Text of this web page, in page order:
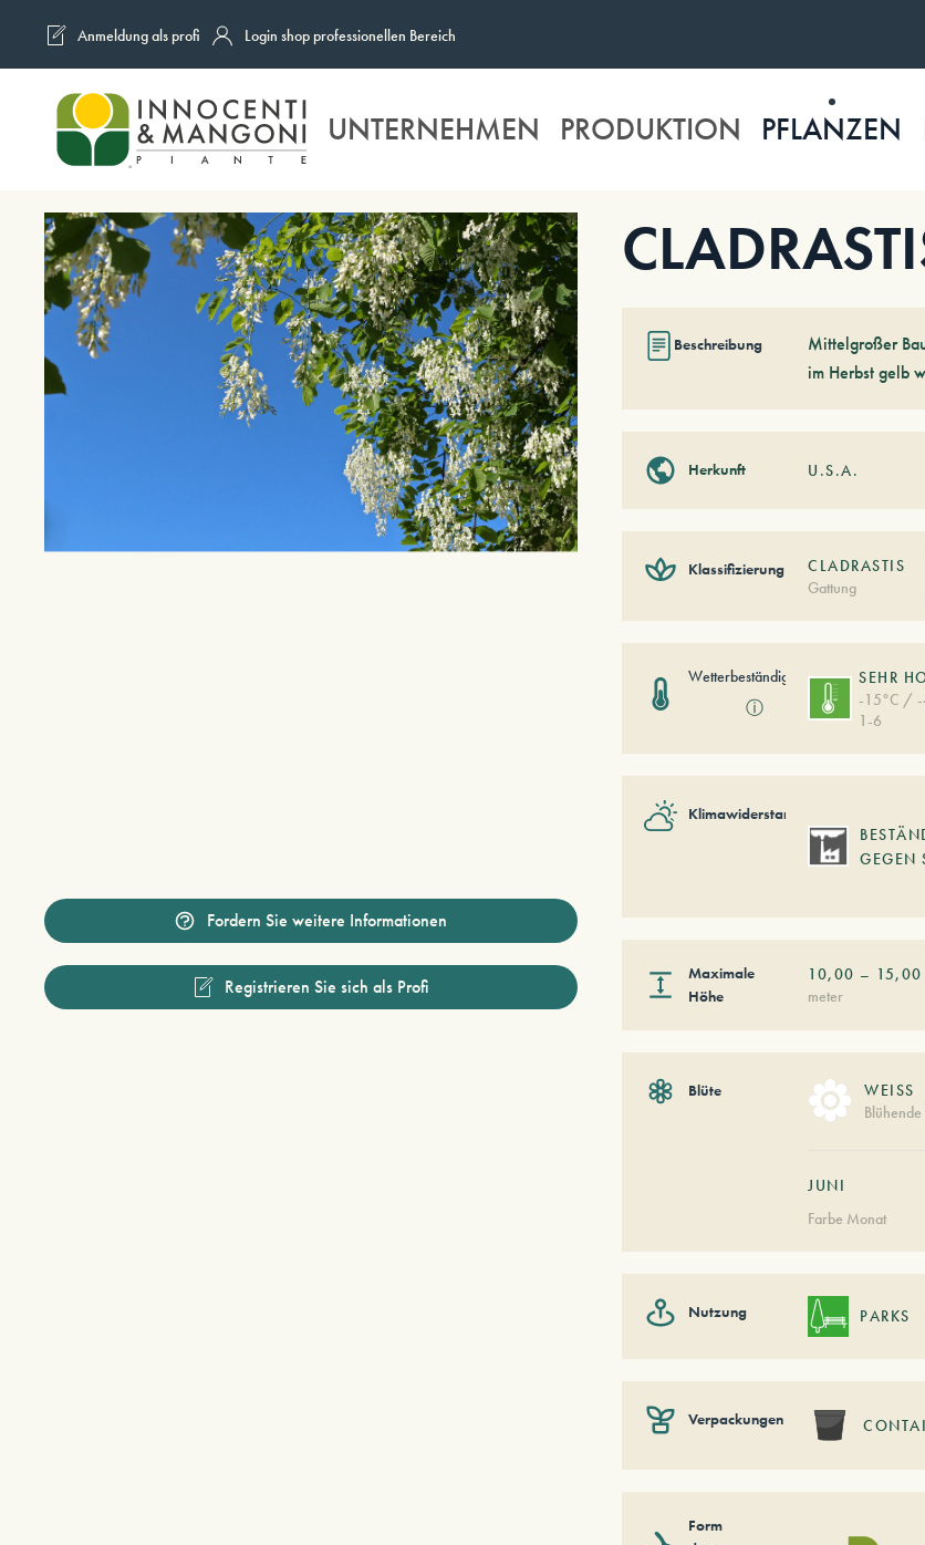
Skip to main content
Anmeldung als profi Login shop professionellen Bereich
UNTERNEHMEN PRODUKTION PFLANZEN
Fordern Sie weitere Informationen
Registrieren Sie sich als Profi
Beschreibung
Mittelgroßer
im Herbst gelb
Herkunft U.S.A.
Klassifizierung
CLADRASTIS
Gattung
Wetterbeständigkeit
ⓘ
SEHR
-15°C / -
1-6
Klimawiderstand
GEGEN
Maximale
Höhe
10,00 – 15,00
meter
Blüte
WEISS
JUNI
Farbe Monat
Nutzung PARKS
Verpackungen
Form